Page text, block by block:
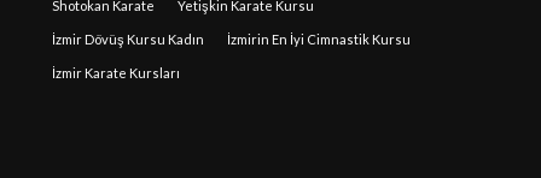
Shotokan Karate Yetişkin Karate Kursu
İzmir Dövüş Kursu Kadın İzmirin En İyi Cimnastik Kursu
İzmir Karate Kursları